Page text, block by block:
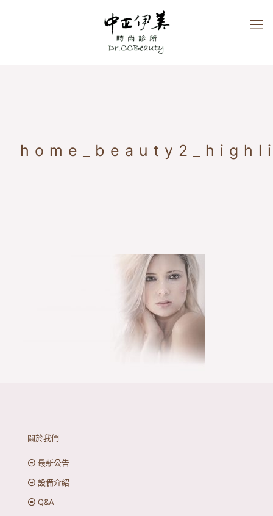
關於我們
最新公告
設備介紹
Q&A